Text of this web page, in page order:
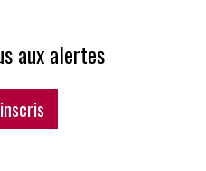
aux alertes